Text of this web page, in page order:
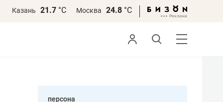
Казань 21.7 °С Москва 24.8 °С
персона